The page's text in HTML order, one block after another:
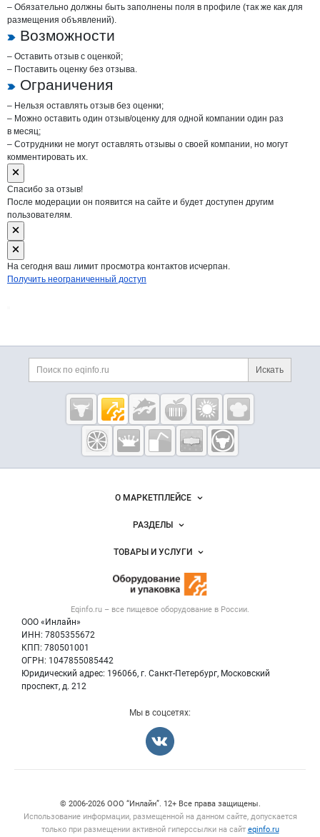
– Обязательно должны быть заполнены поля в профиле (так же как для
размещения объявлений).
Возможности
– Оставить отзыв с оценкой;
– Поставить оценку без отзыва.
Ограничения
– Нельзя оставлять отзыв без оценки;
– Можно оставить один отзыв/оценку для одной компании один раз
в месяц;
– Сотрудники не могут оставлять отзывы о своей компании, но могут
комментировать их.
Спасибо за отзыв!
После модерации он появится на сайте и будет доступен другим
пользователям.
На сегодня ваш лимит просмотра контактов исчерпан.
Получить неограниченный доступ
Дополнительная информация
Поиск по сайту и
Искать
Cсылки на полезные проекты
Eqinfo.ru —
пищевое
оборудование
и упаковка
Важные разделы и контакты
Eqinfo.ru – все пищевое оборудование в России.
ООО «Инлайн»
ИНН: 7805355672
КПП: 780501001
ОГРН: 1047855085442
Юридический адрес: 196066, г. Санкт-Петербург, Московский
проспект, д. 212
Навигация по сайтуО МАРКЕТПЛЕЙСЕ
Новости Eqinfo.ru
Размещение рекламы
Публичная оферта
Контактная информация
Политика обработки персональных данных
РАЗДЕЛЫ
Объявления
Вакансии
ТОВАРЫ И УСЛУГИ
Оборудование для пищепрома
Тара и упаковка
Б/у оборудование
Мы в соцсетях:
© 2006‑2026 ООО “Инлайн”. 12+ Все права защищены.
Использование информации, размещенной на данном сайте, допускается
только при размещении активной гиперссылки на сайт eqinfo.ru